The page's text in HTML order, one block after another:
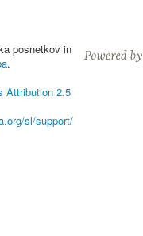
posnetkov in
.
Attribution 2.5
sl/support/